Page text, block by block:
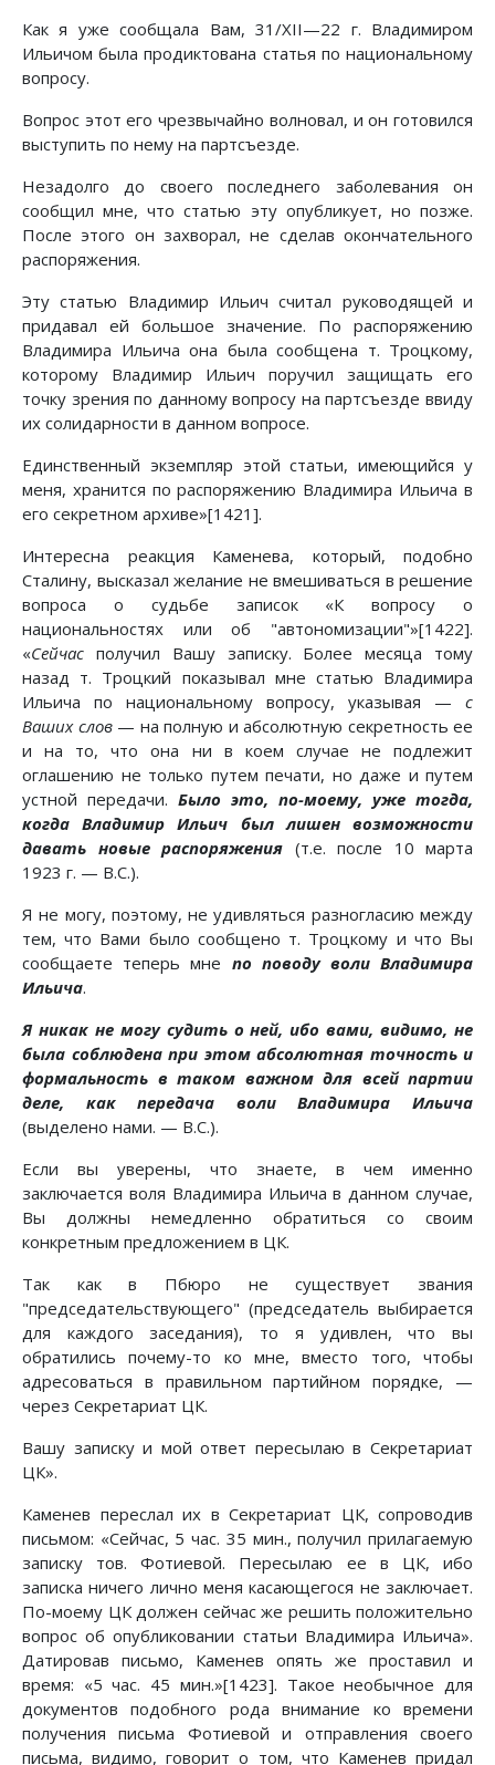
Как я уже сообщала Вам, 31/ХII—22 г. Владимиром
Ильичом была продиктована статья по национальному
вопросу.
Вопрос этот его чрезвычайно волновал, и он готовился
выступить по нему на партсъезде.
Незадолго до своего последнего заболевания он
сообщил мне, что статью эту опубликует, но позже.
После этого он захворал, не сделав окончательного
распоряжения.
Эту статью Владимир Ильич считал руководящей и
придавал ей большое значение. По распоряжению
Владимира Ильича она была сообщена т. Троцкому,
которому Владимир Ильич поручил защищать его
точку зрения по данному вопросу на партсъезде ввиду
их солидарности в данном вопросе.
Единственный экземпляр этой статьи, имеющийся у
меня, хранится по распоряжению Владимира Ильича в
его секретном архиве»[1421].
Интересна реакция Каменева, который, подобно
Сталину, высказал желание не вмешиваться в решение
вопроса о судьбе записок «К вопросу о
национальностях или об "автономизации"»[1422].
«Сейчас получил Вашу записку. Более месяца тому
назад т. Троцкий показывал мне статью Владимира
Ильича по национальному вопросу, указывая — с
Ваших слов— на полную и абсолютную секретность ее
и на то, что она ни в коем случае не подлежит
оглашению не только путем печати, но даже и путем
устной передачи. Было это, по-моему, уже тогда,
когда Владимир Ильич был лишен возможности
давать новые распоряжения (т.е. после 10 марта
1923 г. — B.C.).
Я не могу, поэтому, не удивляться разногласию между
тем, что Вами было сообщено т. Троцкому и что Вы
сообщаете теперь мне по поводу воли Владимира
Ильича.
Я никак не могу судить о ней, ибо вами, видимо, не
была соблюдена при этом абсолютная точность и
формальность в таком важном для всей партии
деле, как передача воли Владимира Ильича
(выделено нами. — B.C.).
Если вы уверены, что знаете, в чем именно
заключается воля Владимира Ильича в данном случае,
Вы должны немедленно обратиться со своим
конкретным предложением в ЦК.
Так как в Пбюро не существует звания
"председательствующего" (председатель выбирается
для каждого заседания), то я удивлен, что вы
обратились почему-то ко мне, вместо того, чтобы
адресоваться в правильном партийном порядке, —
через Секретариат ЦК.
Вашу записку и мой ответ пересылаю в Секретариат
ЦК».
Каменев переслал их в Секретариат ЦК, сопроводив
письмом: «Сейчас, 5 час. 35 мин., получил прилагаемую
записку тов. Фотиевой. Пересылаю ее в ЦК, ибо
записка ничего лично меня касающегося не заключает.
По-моему ЦК должен сейчас же решить положительно
вопрос об опубликовании статьи Владимира Ильича».
Датировав письмо, Каменев опять же проставил и
время: «5 час. 45 мин.»[1423]. Такое необычное для
документов подобного рода внимание ко времени
получения письма Фотиевой и отправления своего
письма, видимо, говорит о том, что Каменев придал